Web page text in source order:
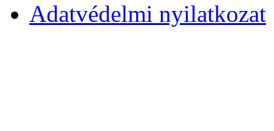
Adatvédelmi nyilatkozat